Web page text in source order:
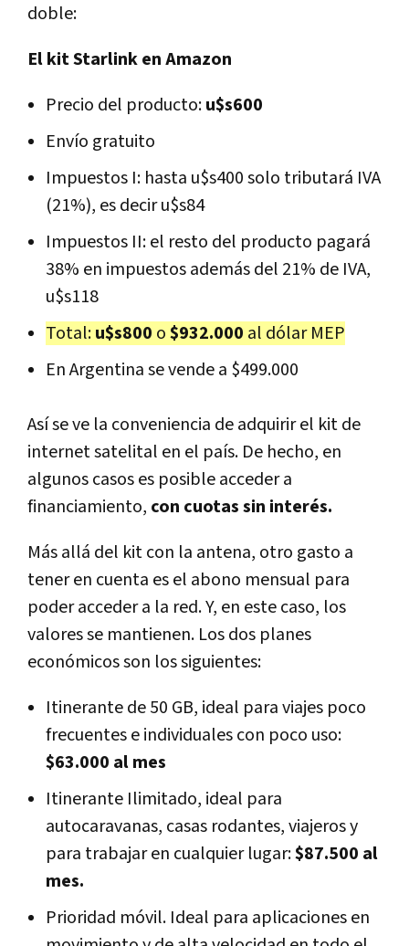
doble:
El kit Starlink en Amazon
Precio del producto:u$s600
Envío gratuito
Impuestos I: hasta u$s400 solo tributará IVA
(21%), es decir u$s84
Impuestos II: el resto del producto pagará
38% en impuestos además del 21% de IVA,
u$s118
Total:u$s800 o$932.000 al dólar MEP
En Argentina se vende a $499.000
Así se ve la conveniencia de adquirir el kit de
internet satelital en el país. De hecho, en
algunos casos es posible acceder a
financiamiento, con cuotas sin interés.
Más allá del kit con la antena, otro gasto a
tener en cuenta es el abono mensual para
poder acceder a la red. Y, en este caso, los
valores se mantienen. Los dos planes
económicos son los siguientes:
Itinerante de 50 GB, ideal para viajes poco
frecuentes e individuales con poco uso:
$63.000 al mes
Itinerante Ilimitado, ideal para
autocaravanas, casas rodantes, viajeros y
para trabajar en cualquier lugar:$87.500 al
mes.
Prioridad móvil. Ideal para aplicaciones en